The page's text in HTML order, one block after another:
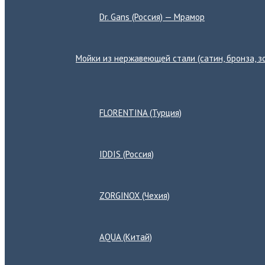
Dr. Gans (Россия) — Мрамор
Мойки из нержавеющей стали (сатин, бронза,
FLORENTINA (Турция)
IDDIS (Россия)
ZORGINOX (Чехия)
AQUA (Китай)